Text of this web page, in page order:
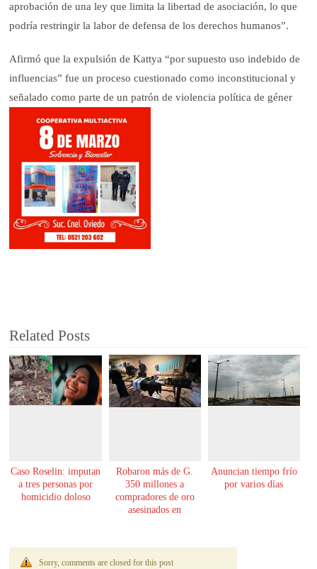
aprobación de una ley que limita la libertad de asociación, lo que
podría restringir la labor de defensa de los derechos humanos”.
Afirmó que la expulsión de Kattya “por supuesto uso indebido de
influencias” fue un proceso cuestionado como inconstitucional y
señalado como parte de un patrón de violencia política de géner
Related Posts
Caso Roselin: imputan
a tres personas por
homicidio doloso
Robaron más de G.
350 millones a
compradores de oro
asesinados en
Anuncian tiempo frío
por varios días
Sorry, comments are closed for this post